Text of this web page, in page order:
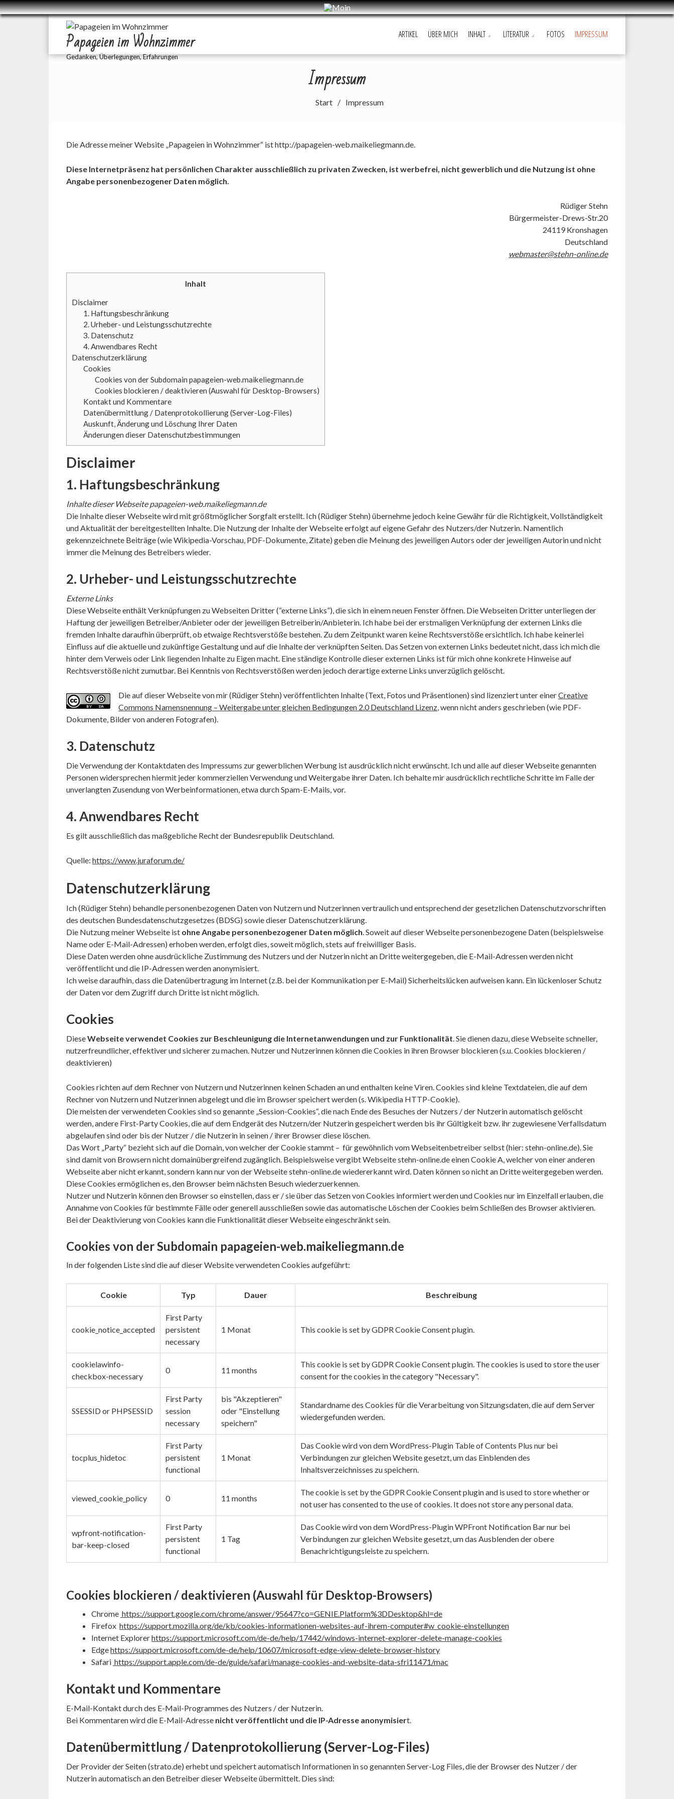
Zum
Papageien im Wohnzimmer
Gedanken, Überlegungen, Erfahrungen
ARTIKEL ÜBER MICH INHALT LITERATUR FOTOS IMPRESSUM
Impressum
Start Impressum
Die Adresse meiner Website „Papageien in Wohnzimmer“ ist http://papageien-web.maikeliegmann.de.
Diese Internetpräsenz hat persönlichen Charakter ausschließlich zu privaten Zwecken, ist werbefrei, nicht gewerblich und die Nutzung ist ohne
Angabe personenbezogener Daten möglich.
Rüdiger Stehn
Bürgermeister-Drews-Str.20
24119 Kronshagen
Deutschland
webmaster@stehn-online.de
Inhalt
Disclaimer
1. Haftungsbeschränkung
2. Urheber- und Leistungsschutzrechte
3. Datenschutz
4. Anwendbares Recht
Datenschutzerklärung
Cookies
Cookies von der Subdomain papageien-web.maikeliegmann.de
Cookies blockieren / deaktivieren (Auswahl für Desktop-Browsers)
Kontakt und Kommentare
Datenübermittlung / Datenprotokollierung (Server-Log-Files)
Auskunft, Änderung und Löschung Ihrer Daten
Änderungen dieser Datenschutzbestimmungen
Disclaimer
1. Haftungsbeschränkung
Inhalte dieser Webseite papageien-web.maikeliegmann.de
Die Inhalte dieser Webseite wird mit größtmöglicher Sorgfalt erstellt. Ich (Rüdiger Stehn) übernehme jedoch keine Gewähr für die Richtigkeit, Vollständigkeit
und Aktualität der bereitgestellten Inhalte. Die Nutzung der Inhalte der Webseite erfolgt auf eigene Gefahr des Nutzers/der Nutzerin. Namentlich
gekennzeichnete Beiträge (wie Wikipedia-Vorschau, PDF-Dokumente, Zitate) geben die Meinung des jeweiligen Autors oder der jeweiligen Autorin und nicht
immer die Meinung des Betreibers wieder.
2. Urheber- und Leistungsschutzrechte
Externe Links
Diese Webseite enthält Verknüpfungen zu Webseiten Dritter (“externe Links”), die sich in einem neuen Fenster öffnen. Die Webseiten Dritter unterliegen der
Haftung der jeweiligen Betreiber/Anbieter oder der jeweiligen Betreiberin/Anbieterin. Ich habe bei der erstmaligen Verknüpfung der externen Links die
fremden Inhalte daraufhin überprüft, ob etwaige Rechtsverstöße bestehen. Zu dem Zeitpunkt waren keine Rechtsverstöße ersichtlich. Ich habe keinerlei
Einfluss auf die aktuelle und zukünftige Gestaltung und auf die Inhalte der verknüpften Seiten. Das Setzen von externen Links bedeutet nicht, dass ich mich die
hinter dem Verweis oder Link liegenden Inhalte zu Eigen macht. Eine ständige Kontrolle dieser externen Links ist für mich ohne konkrete Hinweise auf
Rechtsverstöße nicht zumutbar. Bei Kenntnis von Rechtsverstößen werden jedoch derartige externe Links unverzüglich gelöscht.
Die auf dieser Webseite von mir (Rüdiger Stehn) veröffentlichten Inhalte (Text, Fotos und Präsentionen) sind lizenziert unter einerCreative
Commons Namensnennung – Weitergabe unter gleichen Bedingungen 2.0 Deutschland Lizenz,wenn nicht anders geschrieben (wie PDF-
Dokumente, Bilder von anderen Fotografen).
3. Datenschutz
Die Verwendung der Kontaktdaten des Impressums zur gewerblichen Werbung ist ausdrücklich nicht erwünscht. Ich und alle auf dieser Webseite genannten
Personen widersprechen hiermit jeder kommerziellen Verwendung und Weitergabe ihrer Daten. Ich behalte mir ausdrücklich rechtliche Schritte im Falle der
unverlangten Zusendung von Werbeinformationen, etwa durch Spam-E-Mails, vor.
4. Anwendbares Recht
Es gilt ausschließlich das maßgebliche Recht der Bundesrepublik Deutschland.
Quelle: https://www.juraforum.de/
Datenschutzerklärung
Ich (Rüdiger Stehn) behandle personenbezogenen Daten von Nutzern und Nutzerinnen vertraulich und entsprechend der gesetzlichen Datenschutzvorschriften
des deutschen Bundesdatenschutzgesetzes (BDSG) sowie dieser Datenschutzerklärung.
Die Nutzung meiner Webseite ist ohne Angabe personenbezogener Daten möglich. Soweit auf dieser Webseite personenbezogene Daten (beispielsweise
Name oder E-Mail-Adressen) erhoben werden, erfolgt dies, soweit möglich, stets auf freiwilliger Basis.
Diese Daten werden ohne ausdrückliche Zustimmung des Nutzers und der Nutzerin nicht an Dritte weitergegeben, die E-Mail-Adressen werden nicht
veröffentlicht und die IP-Adressen werden anonymisiert.
Ich weise daraufhin, dass die Datenübertragung im Internet (z.B. bei der Kommunikation per E-Mail) Sicherheitslücken aufweisen kann. Ein lückenloser Schutz
der Daten vor dem Zugriff durch Dritte ist nicht möglich.
Cookies
DieseWebseite verwendet Cookies zur Beschleunigung die Internetanwendungen und zur Funktionalität. Sie dienen dazu, diese Webseite schneller,
nutzerfreundlicher, effektiver und sicherer zu machen. Nutzer und Nutzerinnen können die Cookies in ihren Browser blockieren (s.u.Cookies blockieren /
deaktivieren)
Cookies richten auf dem Rechner von Nutzern und Nutzerinnen keinen Schaden an und enthalten keine Viren. Cookies sind kleine Textdateien, die auf dem
Rechner von Nutzern und Nutzerinnen abgelegt und die im Browser speichert werden (s. Wikipedia HTTP-Cookie).
Die meisten der verwendeten Cookies sind so genannte „Session-Cookies“, die nach Ende des Besuches der Nutzers / der Nutzerin automatisch gelöscht
werden, andere First-Party Cookies, die auf dem Endgerät des Nutzern/der Nutzerin gespeichert werden bis ihr Gültigkeit bzw. ihr zugewiesene Verfallsdatum
abgelaufen sind oder bis der Nutzer / die Nutzerin in seinen / ihrer Browser diese löschen.
Das Wort „Party“ bezieht sich auf die Domain, von welcher der Cookie stammt – für gewöhnlich vom Webseitenbetreiber selbst (hier: stehn-online.de). Sie
sind damit von Browsern nicht domainübergreifend zugänglich. Beispielsweise vergibt Webseite stehn-online.de einen Cookie A, welcher von einer anderen
Webseite aber nicht erkannt, sondern kann nur von der Webseite stehn-online.de wiedererkannt wird. Daten können so nicht an Dritte weitergegeben werden.
Diese Cookies ermöglichen es, den Browser beim nächsten Besuch wiederzuerkennen.
Nutzer und Nutzerin können den Browser so einstellen, dass er / sie über das Setzen von Cookies informiert werden und Cookies nur im Einzelfall erlauben, die
Annahme von Cookies für bestimmte Fälle oder generell ausschließen sowie das automatische Löschen der Cookies beim Schließen des Browser aktivieren.
Bei der Deaktivierung von Cookies kann die Funktionalität dieser Webseite eingeschränkt sein.
Cookies von der Subdomain papageien-web.maikeliegmann.de
In der folgenden Liste sind die auf dieser Website verwendeten Cookies aufgeführt:
Cookie Typ Dauer Beschreibung
cookie_notice_accepted
First Party
persistent
necessary
1 Monat This cookie is set by GDPR Cookie Consent plugin.
cookielawinfo-
checkbox-necessary
0 11 months
This cookie is set by GDPR Cookie Consent plugin. The cookies is used to store the user
consent for the cookies in the category "Necessary".
SSESSID or PHPSESSID
First Party
session
necessary
bis "Akzeptieren"
oder "Einstellung
speichern"
Standardname des Cookies für die Verarbeitung von Sitzungsdaten, die auf dem Server
wiedergefunden werden.
tocplus_hidetoc
First Party
persistent
functional
1 Monat
Das Cookie wird von dem WordPress-Plugin Table of Contents Plus nur bei
Verbindungen zur gleichen Website gesetzt, um das Einblenden des
Inhaltsverzeichnisses zu speichern.
viewed_cookie_policy 0 11 months
The cookie is set by the GDPR Cookie Consent plugin and is used to store whether or
not user has consented to the use of cookies. It does not store any personal data.
wpfront-notification-
bar-keep-closed
First Party
persistent
functional
1 Tag
Das Cookie wird von dem WordPress-Plugin WPFront Notification Bar nur bei
Verbindungen zur gleichen Website gesetzt, um das Ausblenden der obere
Benachrichtigungsleiste zu speichern.
Cookies blockieren / deaktivieren (Auswahl für Desktop-Browsers)
Chrome https://support.google.com/chrome/answer/95647?co=GENIE.Platform%3DDesktop&hl=de
Firefox https://support.mozilla.org/de/kb/cookies-informationen-websites-auf-ihrem-computer#w_cookie-einstellungen
Internet Explorerhttps://support.microsoft.com/de-de/help/17442/windows-internet-explorer-delete-manage-cookies
Edgehttps://support.microsoft.com/de-de/help/10607/microsoft-edge-view-delete-browser-history
Safari https://support.apple.com/de-de/guide/safari/manage-cookies-and-website-data-sfri11471/mac
Kontakt und Kommentare
E-Mail-Kontakt durch des E-Mail-Programmes des Nutzers / der Nutzerin.
Bei Kommentaren wird die E-Mail-Adresse nicht veröffentlicht und die IP-Adresse anonymisiert.
Datenübermittlung / Datenprotokollierung (Server-Log-Files)
Der Provider der Seiten (strato.de) erhebt und speichert automatisch Informationen in so genannten Server-Log Files, die der Browser des Nutzer / der
Nutzerin automatisch an den Betreiber dieser Webseite übermittelt. Dies sind: